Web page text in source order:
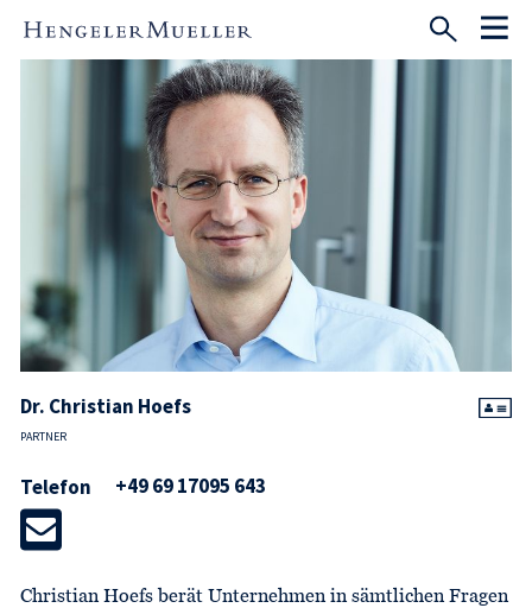
Dr. Christian Hoefs
PARTNER
Telefon +49 69 17095 643
Christian Hoefs berät Unternehmen in sämtlichen Fragen